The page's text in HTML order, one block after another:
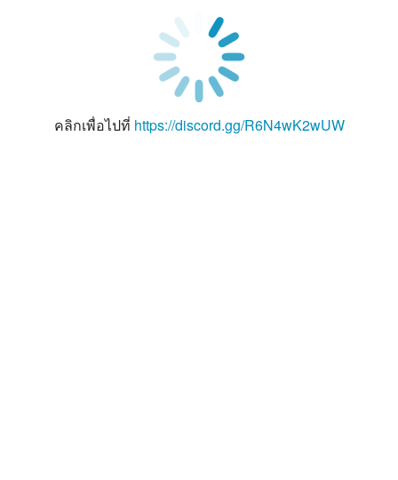
คลิกเพื่อไปที่ https://discord.gg/R6N4wK2wUW